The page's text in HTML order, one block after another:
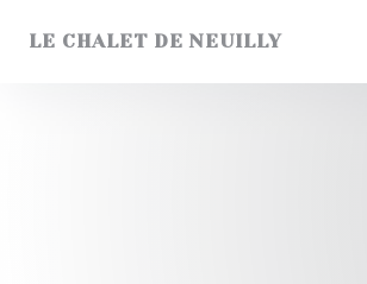
LE CHALET DE NEUILLY